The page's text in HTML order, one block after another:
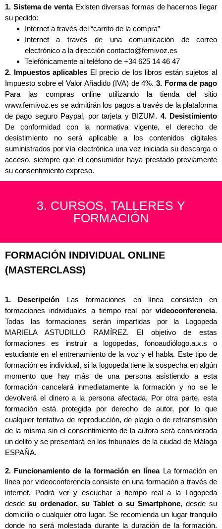
1. Sistema de ventaExisten diversas formas de hacernos llegar
su pedido:
Internet a través del “carrito de la compra”
Internet a través de una comunicación de correo
electrónico a la dirección contacto@femivoz.es
Telefónicamente al teléfono de +34 625 14 46 47
2. Impuestos aplicables El precio de los libros están sujetos al
Impuesto sobre el Valor Añadido (IVA) de 4%.3. Forma de pago
Para las compras online utilizando la tienda del sitio
www.femivoz.es se admitirán los pagos a través de la plataforma
de pago seguro Paypal, por tarjeta y BIZUM. 4. Desistimiento
De conformidad con la normativa vigente, el derecho de
desistimiento no será aplicable a los contenidos digitales
suministrados por vía electrónica una vez iniciada su descarga o
acceso, siempre que el consumidor haya prestado previamente
su consentimiento expreso.
3. CURSOS, TALLERES Y
FORMACIÓN
FORMACIÓN INDIVIDUAL ONLINE
(MASTERCLASS)
1. Descripción Las formaciones en línea consisten en
formaciones individuales a tiempo real por videoconferencia.
Todas las formaciones serán impartidas por la Logopeda
MARIELA ASTUDILLO RAMÍREZ. El objetivo de estas
formaciones es instruir a logopedas, fonoaudiólogo.a.x.s o
estudiante en el entrenamiento de la voz y el habla. Este tipo de
formación es individual, si la logopeda tiene la sospecha en algún
momento que hay más de una persona asistiendo a esta
formación cancelará inmediatamente la formación y no se le
devolverá el dinero a la persona afectada. Por otra parte, esta
formación está protegida por derecho de autor, por lo que
cualquier tentativa de reproducción, de plagio o de retransmisión
de la misma sin el consentimiento de la autora será considerada
un delito y se presentará en los tribunales de la ciudad de Málaga
ESPAÑA.
2. Funcionamiento de la formación en líneaLa formación en
línea por videoconferencia consiste en una formación a través de
internet. Podrá ver y escuchar a tiempo real a la Logopeda
desdesu ordenador, su Tablet o su Smartphone, desde su
domicilio o cualquier otro lugar. Se recomienda un lugar tranquilo
donde no será molestada durante la duración de la formación.